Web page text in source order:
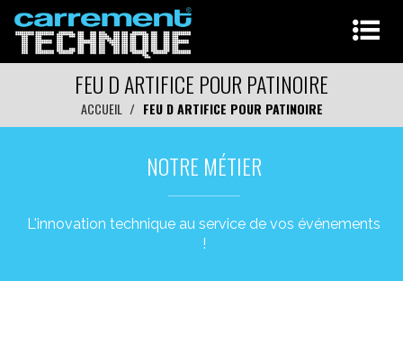
FEU D ARTIFICE POUR PATINOIRE
ACCUEIL FEU D ARTIFICE POUR PATINOIRE
NOTRE MÉTIER
L'innovation technique au service de vos événements
!